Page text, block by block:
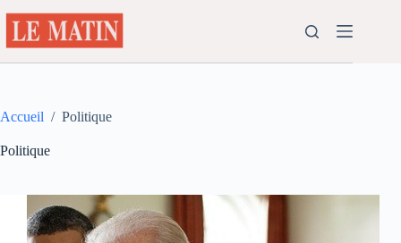
au
contenu
Accueil / Politique
Politique